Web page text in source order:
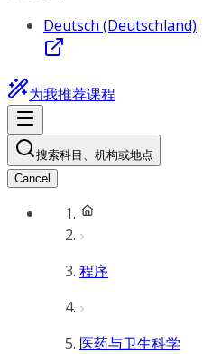
Deutsch (Deutschland)
为我推荐课程
搜索科目、机构或地点
Cancel
程序
医药与卫生科学